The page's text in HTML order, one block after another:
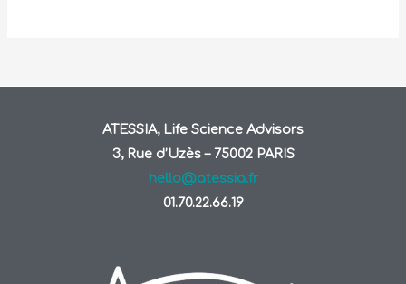
ATESSIA, Life Science Advisors
3, Rue d’Uzès – 75002 PARIS
hello@atessia.fr
01.70.22.66.19